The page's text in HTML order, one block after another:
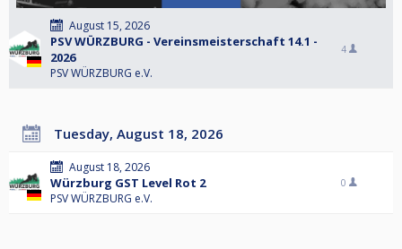
August 15, 2026
PSV WÜRZBURG - Vereinsmeisterschaft 14.1 -
2026
PSV WÜRZBURG e.V.
4
Tuesday, August 18, 2026
August 18, 2026
Würzburg GST Level Rot 2
PSV WÜRZBURG e.V.
0